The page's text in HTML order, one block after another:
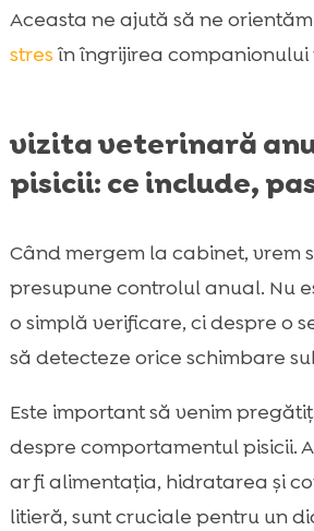
Aceasta ne ajută să ne
stres în îngrijirea companionului
vizita veterinară
pisicii: ce include,
Când mergem la cabinet, vrem
presupune controlul anual. Nu
o simplă verificare, ci despre o
să detecteze orice schimbare
Este important să venim
despre comportamentul pisicii.
ar fi alimentația, hidratarea și
litieră, sunt cruciale pentru un